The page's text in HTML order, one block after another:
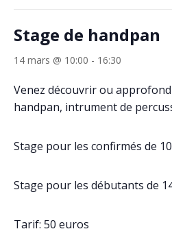
Stage de handpan
14 mars @ 10:00 - 16:30
Venez découvrir ou
handpan, intrument de
Stage pour les confirmés de
Stage pour les débutants de
Tarif: 50 euros